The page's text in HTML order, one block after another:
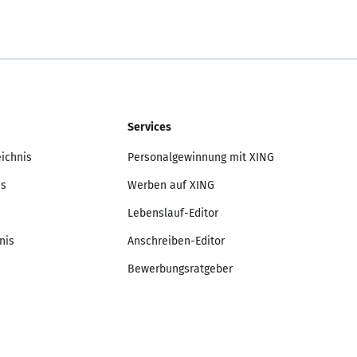
Services
Personalgewinnung mit XING
Werben auf XING
Lebenslauf-Editor
Anschreiben-Editor
Bewerbungsratgeber